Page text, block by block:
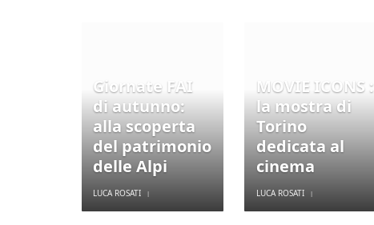
Giornate FAI
di autunno:
alla scoperta
del patrimonio
delle Alpi
LUCA ROSATI
MOVIE ICONS :
la mostra di
Torino
dedicata al
cinema
LUCA ROSATI